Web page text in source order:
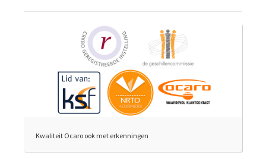
Kwaliteit Ocaro ook met erkenningen